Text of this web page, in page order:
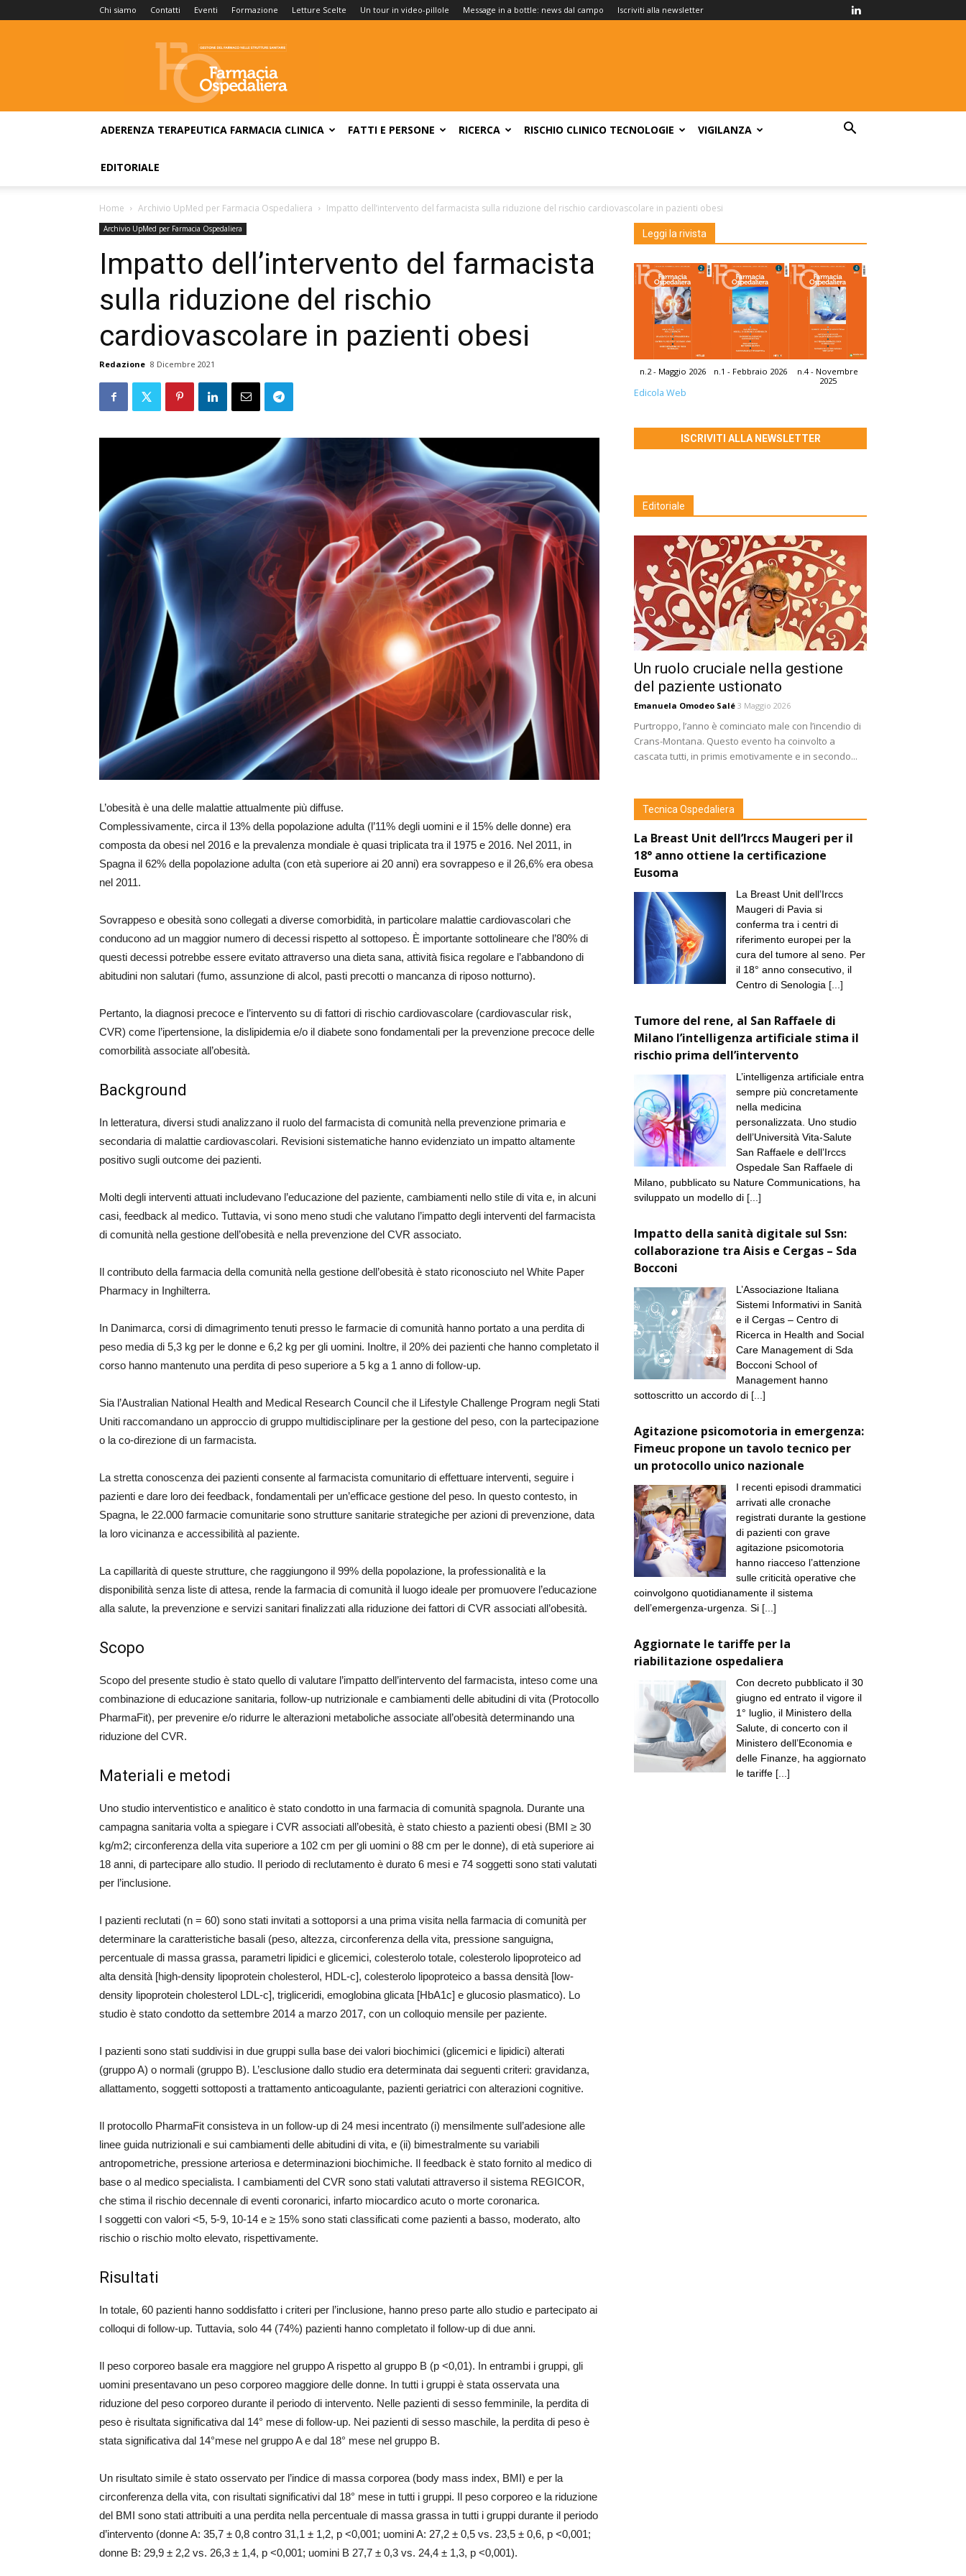
Chi siamo Contatti Eventi Formazione Letture Scelte Un tour in video-pillole Message in a bottle: news dal campo Iscriviti alla newsletter
Farmacia
Ospedaliera
ADERENZA TERAPEUTICA FARMACIA CLINICA FATTI E PERSONE RICERCA RISCHIO CLINICO TECNOLOGIE VIGILANZA
EDITORIALE
Home Archivio UpMed per Farmacia Ospedaliera Impatto dell’intervento del farmacista sulla riduzione del rischio cardiovascolare in pazienti obesi
Archivio UpMed per Farmacia Ospedaliera
Impatto dell’intervento del farmacista
sulla riduzione del rischio
cardiovascolare in pazienti obesi
Redazione 8 Dicembre 2021
L’obesità è una delle malattie attualmente più diffuse.
Complessivamente, circa il 13% della popolazione adulta (l’11% degli uomini e il 15% delle donne) era
composta da obesi nel 2016 e la prevalenza mondiale è quasi triplicata tra il 1975 e 2016. Nel 2011, in
Spagna il 62% della popolazione adulta (con età superiore ai 20 anni) era sovrappeso e il 26,6% era obesa
nel 2011.
Sovrappeso e obesità sono collegati a diverse comorbidità, in particolare malattie cardiovascolari che
conducono ad un maggior numero di decessi rispetto al sottopeso. È importante sottolineare che l’80% di
questi decessi potrebbe essere evitato attraverso una dieta sana, attività fisica regolare e l’abbandono di
abitudini non salutari (fumo, assunzione di alcol, pasti precotti o mancanza di riposo notturno).
Pertanto, la diagnosi precoce e l’intervento su di fattori di rischio cardiovascolare (cardiovascular risk,
CVR) come l’ipertensione, la dislipidemia e/o il diabete sono fondamentali per la prevenzione precoce delle
comorbilità associate all’obesità.
Background
In letteratura, diversi studi analizzano il ruolo del farmacista di comunità nella prevenzione primaria e
secondaria di malattie cardiovascolari. Revisioni sistematiche hanno evidenziato un impatto altamente
positivo sugli outcome dei pazienti.
Molti degli interventi attuati includevano l’educazione del paziente, cambiamenti nello stile di vita e, in alcuni
casi, feedback al medico. Tuttavia, vi sono meno studi che valutano l’impatto degli interventi del farmacista
di comunità nella gestione dell’obesità e nella prevenzione del CVR associato.
Il contributo della farmacia della comunità nella gestione dell’obesità è stato riconosciuto nel White Paper
Pharmacy in Inghilterra.
In Danimarca, corsi di dimagrimento tenuti presso le farmacie di comunità hanno portato a una perdita di
peso media di 5,3 kg per le donne e 6,2 kg per gli uomini. Inoltre, il 20% dei pazienti che hanno completato il
corso hanno mantenuto una perdita di peso superiore a 5 kg a 1 anno di follow-up.
Sia l’Australian National Health and Medical Research Council che il Lifestyle Challenge Program negli Stati
Uniti raccomandano un approccio di gruppo multidisciplinare per la gestione del peso, con la partecipazione
o la co-direzione di un farmacista.
La stretta conoscenza dei pazienti consente al farmacista comunitario di effettuare interventi, seguire i
pazienti e dare loro dei feedback, fondamentali per un’efficace gestione del peso. In questo contesto, in
Spagna, le 22.000 farmacie comunitarie sono strutture sanitarie strategiche per azioni di prevenzione, data
la loro vicinanza e accessibilità al paziente.
La capillarità di queste strutture, che raggiungono il 99% della popolazione, la professionalità e la
disponibilità senza liste di attesa, rende la farmacia di comunità il luogo ideale per promuovere l’educazione
alla salute, la prevenzione e servizi sanitari finalizzati alla riduzione dei fattori di CVR associati all’obesità.
Scopo
Scopo del presente studio è stato quello di valutare l’impatto dell’intervento del farmacista, inteso come una
combinazione di educazione sanitaria, follow-up nutrizionale e cambiamenti delle abitudini di vita (Protocollo
PharmaFit), per prevenire e/o ridurre le alterazioni metaboliche associate all’obesità determinando una
riduzione del CVR.
Materiali e metodi
Uno studio interventistico e analitico è stato condotto in una farmacia di comunità spagnola. Durante una
campagna sanitaria volta a spiegare i CVR associati all’obesità, è stato chiesto a pazienti obesi (BMI ≥ 30
kg/m2; circonferenza della vita superiore a 102 cm per gli uomini o 88 cm per le donne), di età superiore ai
18 anni, di partecipare allo studio. Il periodo di reclutamento è durato 6 mesi e 74 soggetti sono stati valutati
per l’inclusione.
I pazienti reclutati (n = 60) sono stati invitati a sottoporsi a una prima visita nella farmacia di comunità per
determinare la caratteristiche basali (peso, altezza, circonferenza della vita, pressione sanguigna,
percentuale di massa grassa, parametri lipidici e glicemici, colesterolo totale, colesterolo lipoproteico ad
alta densità [high-density lipoprotein cholesterol, HDL-c], colesterolo lipoproteico a bassa densità [low-
density lipoprotein cholesterol LDL-c], trigliceridi, emoglobina glicata [HbA1c] e glucosio plasmatico). Lo
studio è stato condotto da settembre 2014 a marzo 2017, con un colloquio mensile per paziente.
I pazienti sono stati suddivisi in due gruppi sulla base dei valori biochimici (glicemici e lipidici) alterati
(gruppo A) o normali (gruppo B). L’esclusione dallo studio era determinata dai seguenti criteri: gravidanza,
allattamento, soggetti sottoposti a trattamento anticoagulante, pazienti geriatrici con alterazioni cognitive.
Il protocollo PharmaFit consisteva in un follow-up di 24 mesi incentrato (i) mensilmente sull’adesione alle
linee guida nutrizionali e sui cambiamenti delle abitudini di vita, e (ii) bimestralmente su variabili
antropometriche, pressione arteriosa e determinazioni biochimiche. Il feedback è stato fornito al medico di
base o al medico specialista. I cambiamenti del CVR sono stati valutati attraverso il sistema REGICOR,
che stima il rischio decennale di eventi coronarici, infarto miocardico acuto o morte coronarica.
I soggetti con valori <5, 5-9, 10-14 e ≥ 15% sono stati classificati come pazienti a basso, moderato, alto
rischio o rischio molto elevato, rispettivamente.
Risultati
In totale, 60 pazienti hanno soddisfatto i criteri per l’inclusione, hanno preso parte allo studio e partecipato ai
colloqui di follow-up. Tuttavia, solo 44 (74%) pazienti hanno completato il follow-up di due anni.
Il peso corporeo basale era maggiore nel gruppo A rispetto al gruppo B (p <0,01). In entrambi i gruppi, gli
uomini presentavano un peso corporeo maggiore delle donne. In tutti i gruppi è stata osservata una
riduzione del peso corporeo durante il periodo di intervento. Nelle pazienti di sesso femminile, la perdita di
peso è risultata significativa dal 14° mese di follow-up. Nei pazienti di sesso maschile, la perdita di peso è
stata significativa dal 14°mese nel gruppo A e dal 18° mese nel gruppo B.
Un risultato simile è stato osservato per l’indice di massa corporea (body mass index, BMI) e per la
circonferenza della vita, con risultati significativi dal 18° mese in tutti i gruppi. Il peso corporeo e la riduzione
del BMI sono stati attribuiti a una perdita nella percentuale di massa grassa in tutti i gruppi durante il periodo
d’intervento (donne A: 35,7 ± 0,8 contro 31,1 ± 1,2, p <0,001; uomini A: 27,2 ± 0,5 vs. 23,5 ± 0,6, p <0,001;
donne B: 29,9 ± 2,2 vs. 26,3 ± 1,4, p <0,001; uomini B 27,7 ± 0,3 vs. 24,4 ± 1,3, p <0,001).
Leggi la rivista
n.2 - Maggio 2026 n.1 - Febbraio 2026
n.4 - Novembre
2025
Edicola Web
ISCRIVITI ALLA NEWSLETTER
Editoriale
Un ruolo cruciale nella gestione
del paziente ustionato
Emanuela Omodeo Salé 3 Maggio 2026
Purtroppo, l’anno è cominciato male con l’incendio di
Crans-Montana. Questo evento ha coinvolto a
cascata tutti, in primis emotivamente e in secondo...
Tecnica Ospedaliera
La Breast Unit dell’Irccs Maugeri per il
18° anno ottiene la certificazione
Eusoma
La Breast Unit dell’Irccs
Maugeri di Pavia si
conferma tra i centri di
riferimento europei per la
cura del tumore al seno. Per
il 18° anno consecutivo, il
Centro di Senologia [...]
Tumore del rene, al San Raffaele di
Milano l’intelligenza artificiale stima il
rischio prima dell’intervento
L’intelligenza artificiale entra
sempre più concretamente
nella medicina
personalizzata. Uno studio
dell’Università Vita-Salute
San Raffaele e dell’Irccs
Ospedale San Raffaele di
Milano, pubblicato su Nature Communications, ha
sviluppato un modello di [...]
Impatto della sanità digitale sul Ssn:
collaborazione tra Aisis e Cergas – Sda
Bocconi
L’Associazione Italiana
Sistemi Informativi in Sanità
e il Cergas – Centro di
Ricerca in Health and Social
Care Management di Sda
Bocconi School of
Management hanno
sottoscritto un accordo di [...]
Agitazione psicomotoria in emergenza:
Fimeuc propone un tavolo tecnico per
un protocollo unico nazionale
I recenti episodi drammatici
arrivati alle cronache
registrati durante la gestione
di pazienti con grave
agitazione psicomotoria
hanno riacceso l’attenzione
sulle criticità operative che
coinvolgono quotidianamente il sistema
dell’emergenza-urgenza. Si [...]
Aggiornate le tariffe per la
riabilitazione ospedaliera
Con decreto pubblicato il 30
giugno ed entrato il vigore il
1° luglio, il Ministero della
Salute, di concerto con il
Ministero dell’Economia e
delle Finanze, ha aggiornato
le tariffe [...]